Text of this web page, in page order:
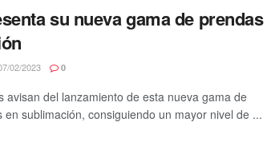
su nueva gama de prendas
02/2023 0
avisan del lanzamiento de esta nueva gama de
sublimación, consiguiendo un mayor nivel de ...